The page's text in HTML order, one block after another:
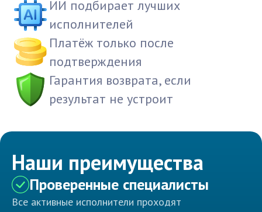
ИИ подбирает лучших
исполнителей
Платёж только после
подтверждения
Гарантия возврата, если
результат не устроит
Наши преимущества
Проверенные специалисты
Все активные исполнители проходят